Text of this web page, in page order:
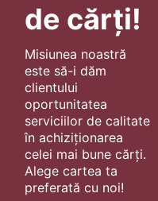
de cărți!
Misiunea noastră
este să-i dăm
clientului
oportunitatea
serviciilor de calitate
în achiziționarea
celei mai bune cărți.
Alege cartea ta
preferată cu noi!